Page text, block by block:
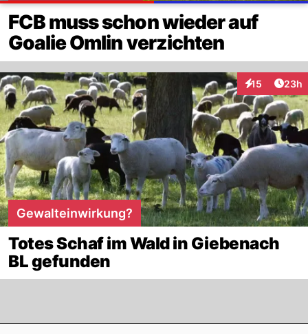
FCB muss schon wieder auf
Goalie Omlin verzichten
15
Interaktionen
23h
Gewalteinwirkung?
Totes Schaf im Wald in Giebenach
BL gefunden